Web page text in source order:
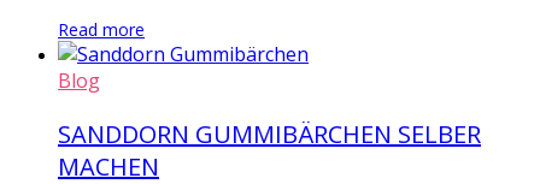
Read more
Blog
SANDDORN GUMMIBÄRCHEN SELBER
MACHEN